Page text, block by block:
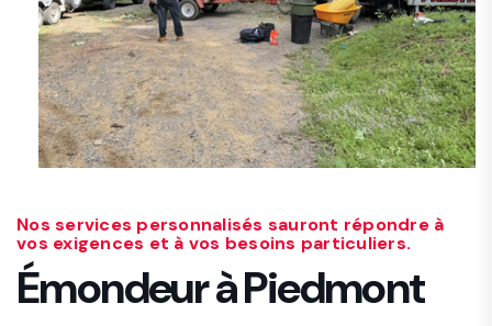
Nos services personnalisés sauront répondre à
vos exigences et à vos besoins particuliers.
Émondeur à Piedmont